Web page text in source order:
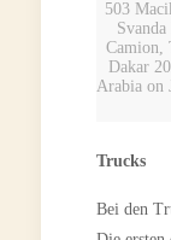
503
Camion,
Dakar
Arabia on
Trucks
Bei den